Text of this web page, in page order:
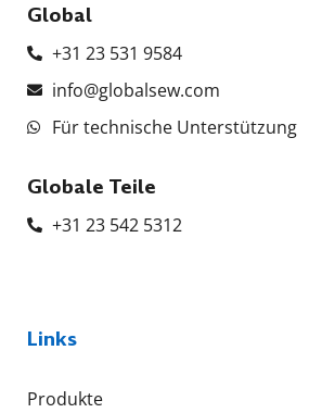
Global
+31 23 531 9584
info@globalsew.com
Für technische Unterstützung
Globale Teile
+31 23 542 5312
Links
Produkte